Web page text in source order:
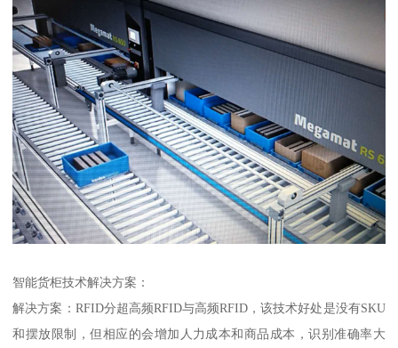
智能货柜技术解决方案：
解决方案：RFID分超高频RFID与高频RFID，该技术好处是没有SKU
和摆放限制，但相应的会增加人力成本和商品成本，识别准确率大